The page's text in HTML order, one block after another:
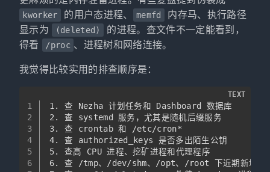
kworker 的用户态进程、 memfd
内存马、执行路径
显示为
(deleted)
的进程。查文件不一定能看到，
得看
/proc 、进程树和网络连接。
我觉得比较实用的排查顺序是：
1
2
3
4
5
6
1. 查 Nezha 计划任务和 Dashboard 数据库
2. 查 systemd 服务，尤其是随机后缀服务
3. 查 crontab 和 /etc/cron*
4. 查 authorized_keys 是否多出陌生公钥
5. 查高 CPU 进程、挖矿进程和代理程序
6. 查 /tmp、/dev/shm、/opt、/root 下近期新增文
TEXT